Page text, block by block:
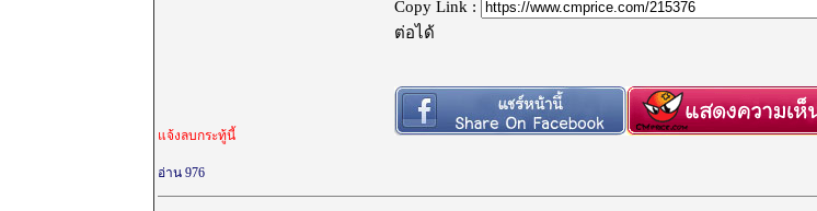
Copy Link :
ต่อได้
แจ้งลบกระทู้นี้
อ่าน 976